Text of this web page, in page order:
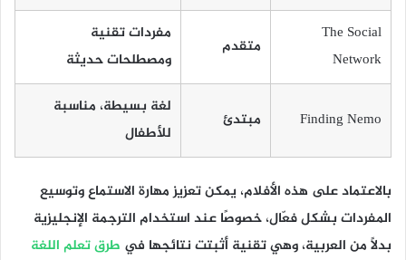
The Social
Network
متقدم
مفردات تقنية
ومصطلحات حديثة
Finding Nemo مبتدئ
لغة بسيطة، مناسبة
للأطفال
بالاعتماد على هذه الأفلام، يمكن تعزيز مهارة الاستماع وتوسيع
المفردات بشكل فعّال، خصوصًا عند استخدام الترجمة الإنجليزية
بدلًا من العربية، وهي تقنية أثبتت نتائجها في طرق تعلم اللغة